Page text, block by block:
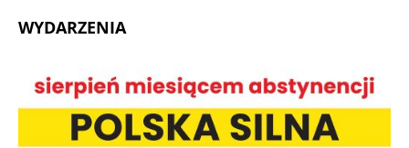
WYDARZENIA